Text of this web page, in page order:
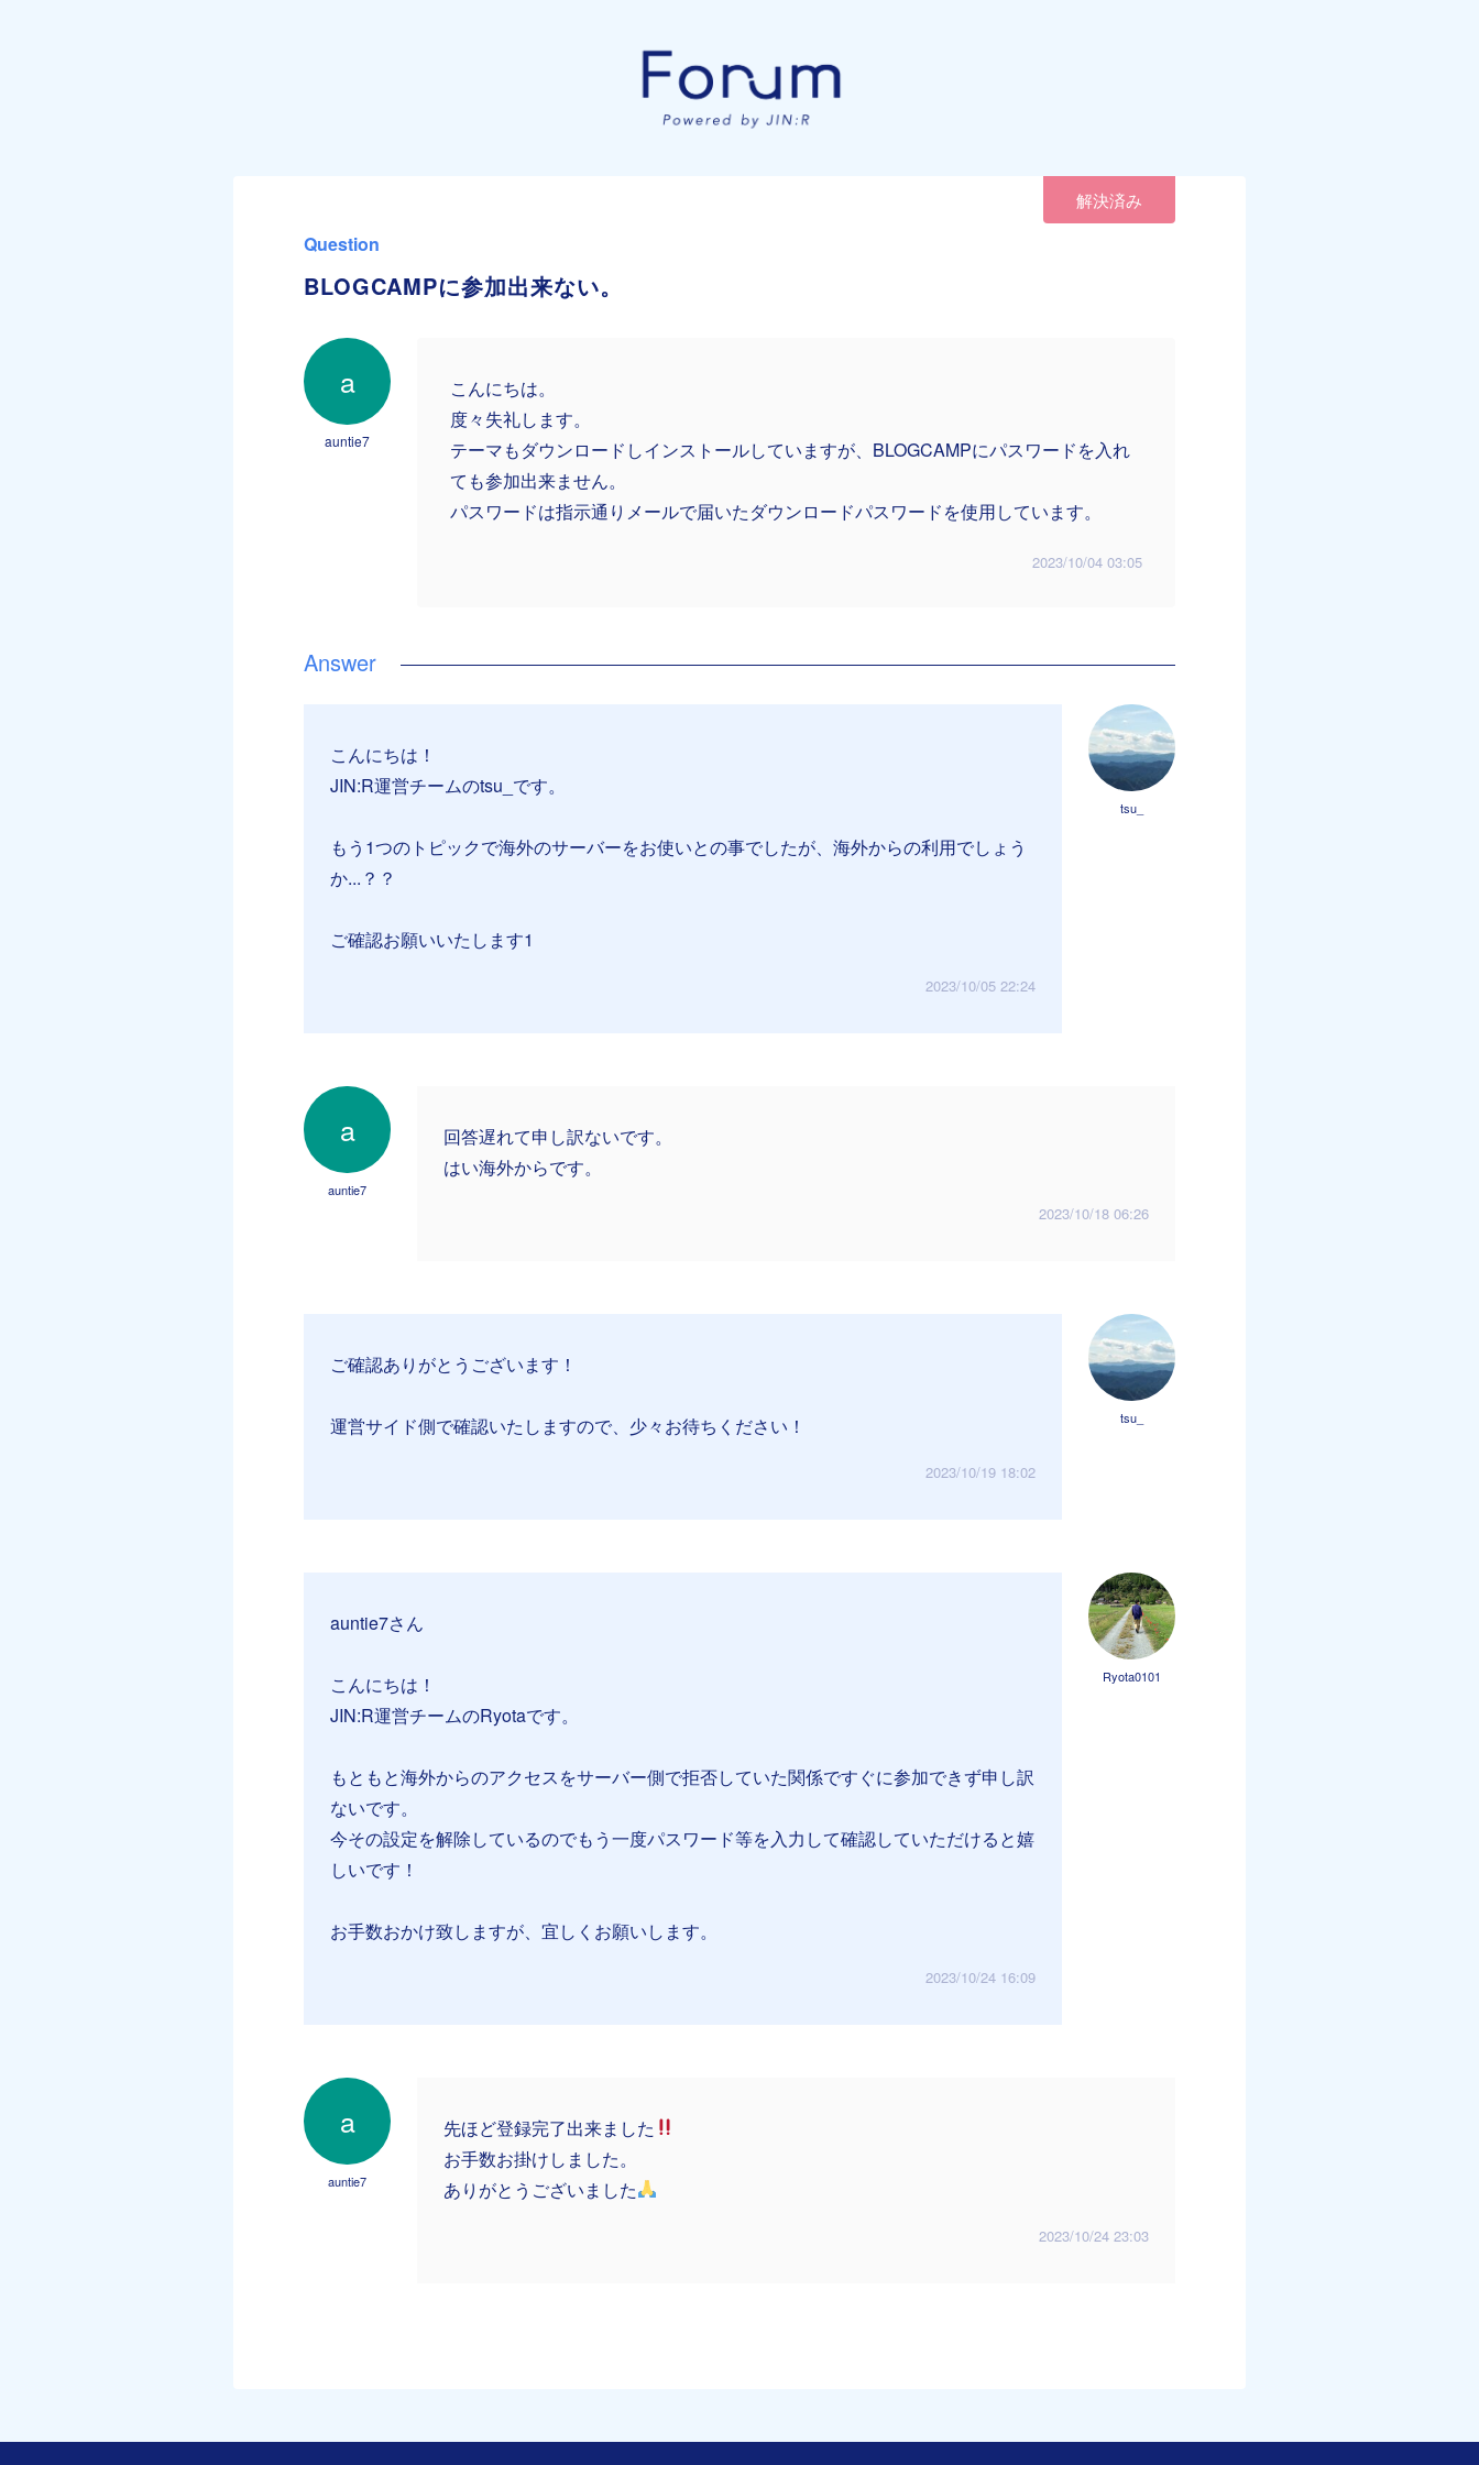
解決済み
Question
BLOGCAMPに参加出来ない。
a
auntie7
こんにちは。
度々失礼します。
テーマもダウンロードしインストールしていますが、BLOGCAMPにパスワードを入れ
ても参加出来ません。
パスワードは指示通りメールで届いたダウンロードパスワードを使用しています。
2023/10/04 03:05
tsu_
こんにちは！
JIN:R運営チームのtsu_です。
もう1つのトピックで海外のサーバーをお使いとの事でしたが、海外からの利用でしょう
か...？？
ご確認お願いいたします1
2023/10/05 22:24
a
auntie7
回答遅れて申し訳ないです。
はい海外からです。
2023/10/18 06:26
tsu_
ご確認ありがとうございます！
運営サイド側で確認いたしますので、少々お待ちください！
2023/10/19 18:02
Ryota0101
auntie7さん
こんにちは！
JIN:R運営チームのRyotaです。
もともと海外からのアクセスをサーバー側で拒否していた関係ですぐに参加できず申し訳
ないです。
今その設定を解除しているのでもう一度パスワード等を入力して確認していただけると嬉
しいです！
お手数おかけ致しますが、宜しくお願いします。
2023/10/24 16:09
a
auntie7
先ほど登録完了出来ました
お手数お掛けしました。
ありがとうございました
2023/10/24 23:03